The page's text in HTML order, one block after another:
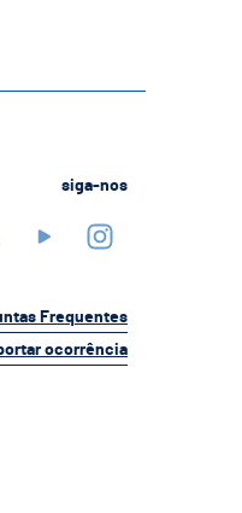
siga-nos
Frequentes
ocorrência